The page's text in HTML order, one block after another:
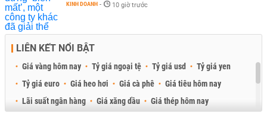
KINH DOANH - 10 giờ trước
LIÊN KẾT NỔI BẬT
Giá vàng hôm nay Tỷ giá ngoại tệ Tỷ giá usd
Tỷ giá yen
Tỷ giá euro
Giá heo hơi Giá cà phê
Giá tiêu hôm nay
Lãi suất ngân hàng
Giá xăng dầu
Giá thép hôm nay